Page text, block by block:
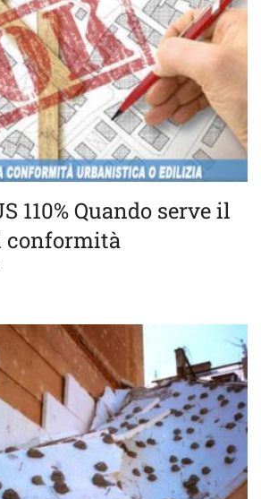
110% Quando serve il
conformità